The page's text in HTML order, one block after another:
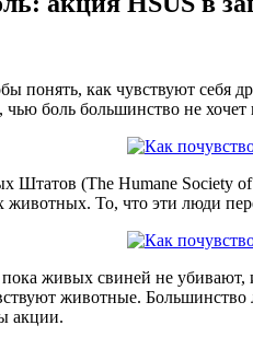
понять, как чувствуют себя
чью боль большинство не хочет
(The Humane Society
животных. То, что эти люди
живых свиней не
животные.
акции.